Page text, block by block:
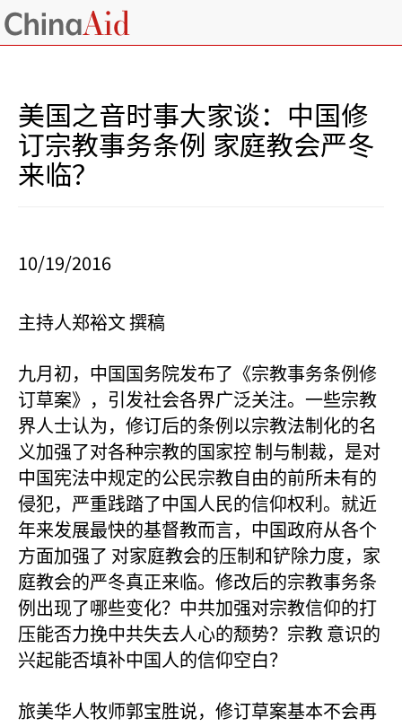
美国之音时事大家谈：中国修
订宗教事务条例 家庭教会严冬
来临？
10/19/2016
主持人郑裕文 撰稿
九月初，中国国务院发布了《宗教事务条例修
订草案》，引发社会各界广泛关注。一些宗教
界人士认为，修订后的条例以宗教法制化的名
义加强了对各种宗教的国家控 制与制裁，是对
中国宪法中规定的公民宗教自由的前所未有的
侵犯，严重践踏了中国人民的信仰权利。就近
年来发展最快的基督教而言，中国政府从各个
方面加强了 对家庭教会的压制和铲除力度，家
庭教会的严冬真正来临。修改后的宗教事务条
例出现了哪些变化？中共加强对宗教信仰的打
压能否力挽中共失去人心的颓势？宗教 意识的
兴起能否填补中国人的信仰空白？
旅美华人牧师郭宝胜说，修订草案基本不会再